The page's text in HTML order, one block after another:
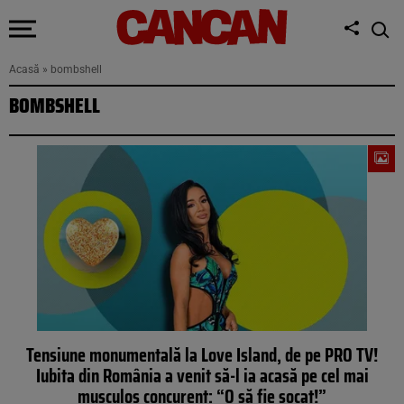
Acasă » bombshell
BOMBSHELL
Tensiune monumentală la Love Island, de pe PRO TV!
Iubita din România a venit să-l ia acasă pe cel mai
musculos concurent: “O să fie șocat!”